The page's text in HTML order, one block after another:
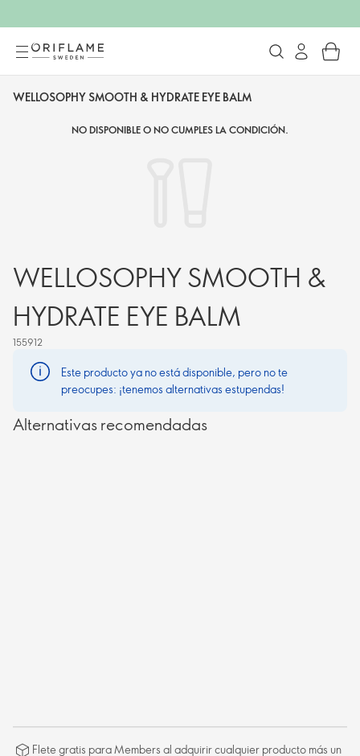
WELLOSOPHY SMOOTH & HYDRATE EYE BALM
NO DISPONIBLE O NO CUMPLES LA CONDICIÓN.
WELLOSOPHY SMOOTH &
HYDRATE EYE BALM
155912
Este producto ya no está disponible, pero no te
preocupes: ¡tenemos alternativas estupendas!
Alternativas recomendadas
Flete gratis para Members al adquirir cualquier producto más un